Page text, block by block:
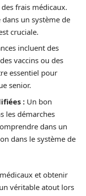
frais médicaux.
un système de
cruciale.
incluent des
vaccins ou des
essentiel pour
senior.
: Un bon
les démarches
dans un
dans le système de
et obtenir
véritable atout lors